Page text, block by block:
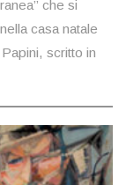
che si
casa natale
scritto in